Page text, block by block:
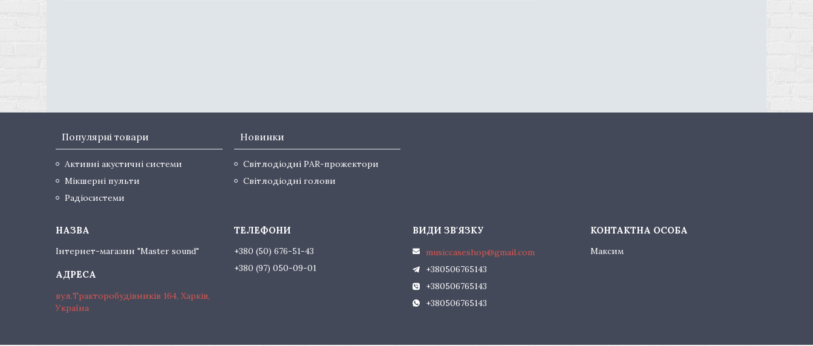
Популярні товари
Активні акустичні системи
Мікшерні пульти
Радіосистеми
Новинки
Світлодіодні PAR-прожектори
Світлодіодні голови
Інтернет-магазин "Master sound"
вул.Тракторобудівників 164, Харків,
Україна
+380 (50) 676-51-43
+380 (97) 050-09-01
musiccaseshop@gmail.com
+380506765143
+380506765143
+380506765143
Максим